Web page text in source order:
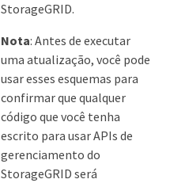
StorageGRID.
Nota: Antes de executar
uma atualização, você pode
usar esses esquemas para
confirmar que qualquer
código que você tenha
escrito para usar APIs de
gerenciamento do
StorageGRID será